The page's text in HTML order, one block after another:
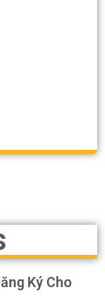
Ký Cho